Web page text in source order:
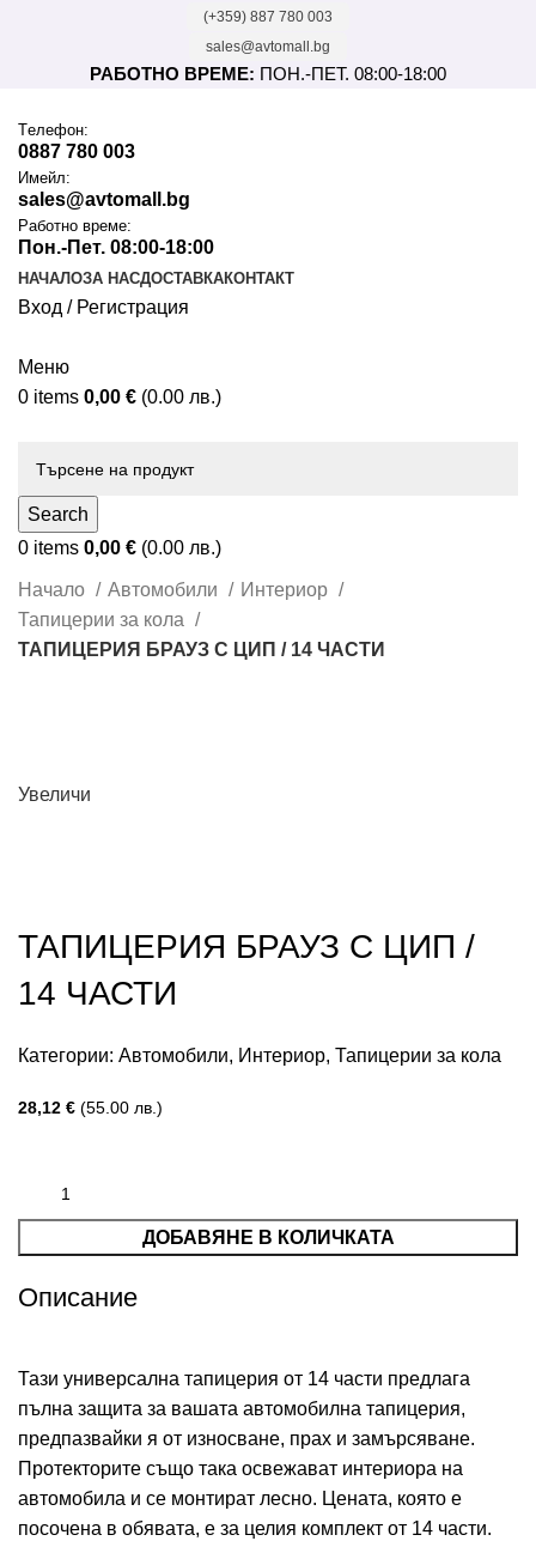
(+359) 887 780 003
sales@avtomall.bg
РАБОТНО ВРЕМЕ: ПОН.-ПЕТ. 08:00-18:00
Tелефон:
0887 780 003
Имейл:
sales@avtomall.bg
Работно време:
Пон.-Пет. 08:00-18:00
НАЧАЛОЗА НАСДОСТАВКАКОНТАКТ
Вход / Регистрация
Меню
0 items 0,00 € (0.00 лв.)
Search
0 items 0,00 € (0.00 лв.)
Начало Автомобили
Интериор
Тапицерии за кола
ТАПИЦЕРИЯ БРАУЗ С ЦИП / 14 ЧАСТИ
Увеличи
ТАПИЦЕРИЯ БРАУЗ С ЦИП /
14 ЧАСТИ
Категории: Автомобили, Интериор, Тапицерии за кола
28,12 € (55.00 лв.)
ДОБАВЯНЕ В КОЛИЧКАТА
Описание
Тази универсална тапицерия от 14 части предлага
пълна защита за вашата автомобилна тапицерия,
предпазвайки я от износване, прах и замърсяване.
Протекторите също така освежават интериора на
автомобила и се монтират лесно. Цената, която е
посочена в обявата, е за целия комплект от 14 части.